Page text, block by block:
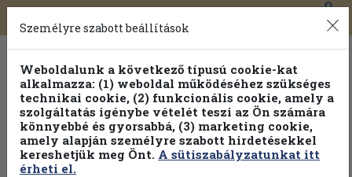
Toggle
navigation
0
Személyre szabott beállítások
Weboldalunk a következő típusú cookie-kat
alkalmazza: (1) weboldal működéséhez szükséges
technikai cookie, (2) funkcionális cookie, amely a
szolgáltatás igénybe vételét teszi az Ön számára
könnyebbé és gyorsabbá, (3) marketing cookie,
amely alapján személyre szabott hirdetésekkel
kereshetjük meg Önt. A sütiszabályzatunkat itt
érheti el.